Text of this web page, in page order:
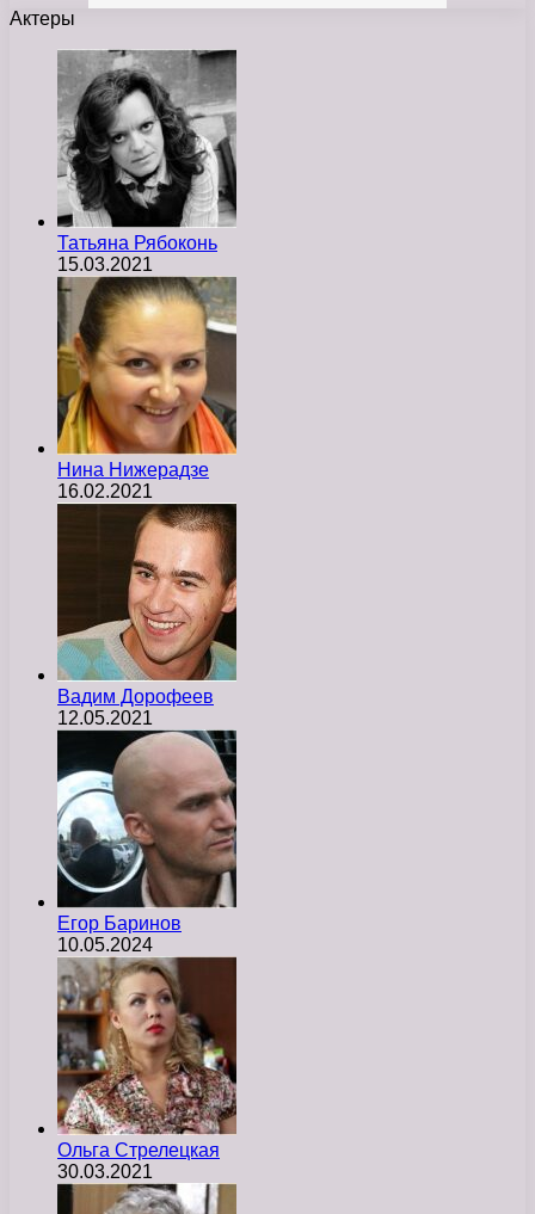
Актеры
Татьяна Рябоконь
15.03.2021
Нина Нижерадзе
16.02.2021
Вадим Дорофеев
12.05.2021
Егор Баринов
10.05.2024
Ольга Стрелецкая
30.03.2021